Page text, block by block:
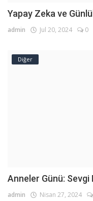
Yapay Zeka ve
admin Jul 20, 2024 0
Diğer
Anneler Günü:
admin Nisan 27, 2024